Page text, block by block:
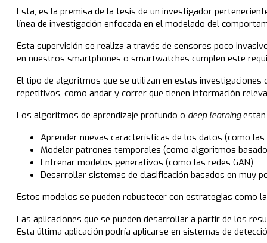
Esta, es la premisa de la tesis de un investigador
línea de investigación enfocada en el modelado del
Esta supervisión se realiza a través de sensores poco
en nuestros smartphones o smartwatches cumplen este
El tipo de algoritmos que se utilizan en estas investigaciones
repetitivos, como andar y correr que tienen información
Los algoritmos de aprendizaje profundo o deep learningestán
Aprender nuevas características de los datos (como
Modelar patrones temporales (como algoritmos
Entrenar modelos generativos (como las redes GAN)
Desarrollar sistemas de clasificación basados en muy
Estos modelos se pueden robustecer con estrategias como
Las aplicaciones que se pueden desarrollar a partir de los
Esta última aplicación podría aplicarse en sistemas de